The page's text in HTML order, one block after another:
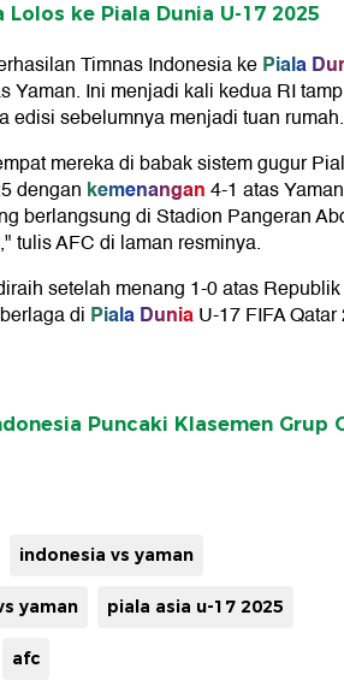
Lolos ke Piala Dunia U-17 2025
Timnas Indonesia kePiala
Yaman. Ini menjadi kali kedua RI
edisi sebelumnya menjadi tuan rumah.
mereka di babak sistem gugur
dengan kemenangan4-1 atas
berlangsung di Stadion Pangeran
tulis AFC di laman resminya.
setelah menang 1-0 atas
di Piala DuniaU-17 FIFA Qatar
Puncaki Klasemen Grup
indonesia vs yaman
yaman piala asia u-17 2025
afc